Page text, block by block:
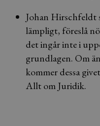
Johan Hirschfeldt
lämpligt, föreslå
det ingår inte i
grundlagen. Om
kommer dessa
Allt om Juridik.